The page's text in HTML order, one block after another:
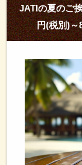
JATIの夏のご
円(税別)～